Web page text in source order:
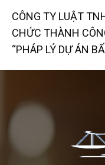
CÔNG TY LUẬT
CHỨC THÀNH
“PHÁP LÝ DỰ ÁN